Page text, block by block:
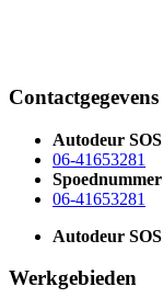
Contactgegevens
Autodeur
06-41653281
06-41653281
Autodeur SOS
Werkgebieden